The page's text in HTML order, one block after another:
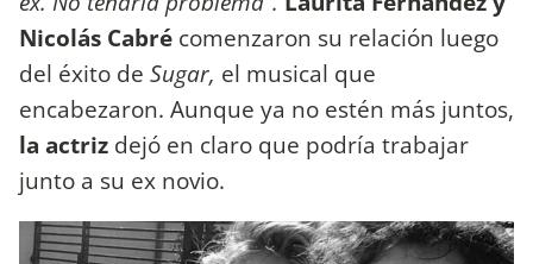
Nicolás Cabré comenzaron su relación luego
del éxito de Sugar, el musical que
encabezaron. Aunque ya no estén más juntos,
la actriz dejó en claro que podría trabajar
junto a su ex novio.